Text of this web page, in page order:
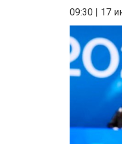
09:30 17